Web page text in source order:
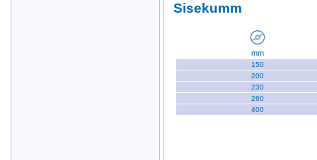
Sisekumm
mm
150
200
230
260
400